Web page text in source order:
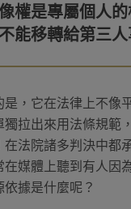
權是專屬個人
是，它在法律上不像
獨拉出來用法條規範
在法院諸多判決中都
在媒體上聽到有人因
依據是什麼呢？